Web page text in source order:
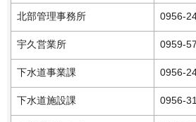
北部管理事務所 0956-
宇久営業所 0959-
下水道事業課 0956-
下水道施設課 0956-